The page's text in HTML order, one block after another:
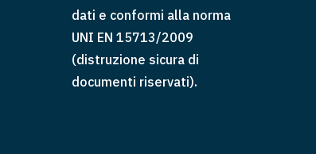
dati e conformi alla norma
UNI EN 15713/2009
(distruzione sicura di
documenti riservati).